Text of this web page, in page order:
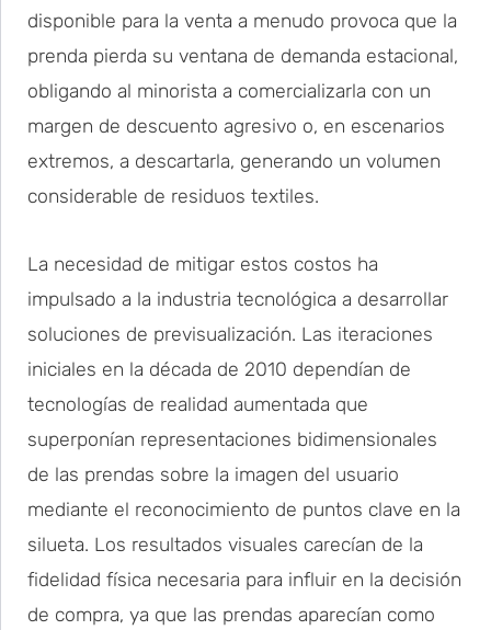
disponible para la venta a menudo provoca que la
prenda pierda su ventana de demanda estacional,
obligando al minorista a comercializarla con un
margen de descuento agresivo o, en escenarios
extremos, a descartarla, generando un volumen
considerable de residuos textiles.
La necesidad de mitigar estos costos ha
impulsado a la industria tecnológica a desarrollar
soluciones de previsualización. Las iteraciones
iniciales en la década de 2010 dependían de
tecnologías de realidad aumentada que
superponían representaciones bidimensionales
de las prendas sobre la imagen del usuario
mediante el reconocimiento de puntos clave en la
silueta. Los resultados visuales carecían de la
fidelidad física necesaria para influir en la decisión
de compra, ya que las prendas aparecían como